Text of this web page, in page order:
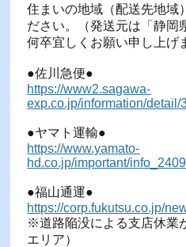
住まいの地域（配送先地域
ださい。（発送元は「静岡
何卒宜しくお願い申し上げ
●佐川急便●
https://www2.sagawa-
exp.co.jp/information/detail/
●ヤマト運輸●
https://www.yamato-
hd.co.jp/important/
●福山通運●
https://corp.fukutsu.co.jp/
※道路陥没による支店休業
エリア）